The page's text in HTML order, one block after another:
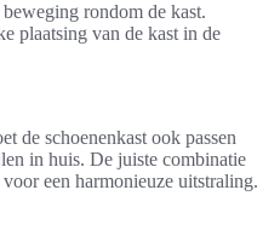
rondom de kast.
plaatsing van de kast in de
de schoenenkast ook passen
in huis. De juiste combinatie
een harmonieuze uitstraling.